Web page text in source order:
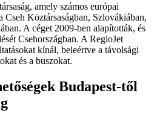
amely számos európai
Köztársaságban, Szlovákiában,
A céget 2009-ben alapították, és
Csehországban. A RegioJet
kínál, beleértve a távolsági
és a buszokat.
Budapest-től